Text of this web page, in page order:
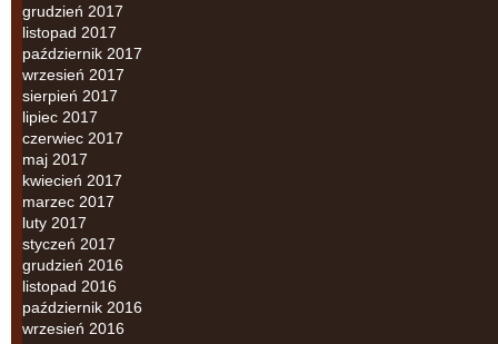
grudzień 2017
listopad 2017
październik 2017
wrzesień 2017
sierpień 2017
lipiec 2017
czerwiec 2017
maj 2017
kwiecień 2017
marzec 2017
luty 2017
styczeń 2017
grudzień 2016
listopad 2016
październik 2016
wrzesień 2016